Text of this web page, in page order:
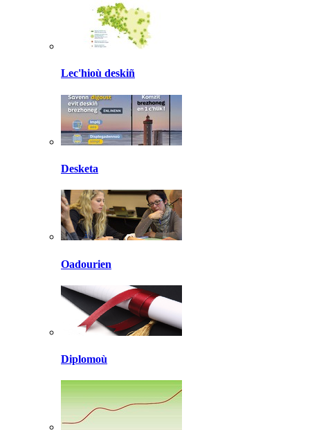
Lec'hioù deskiñ
Desketa
Oadourien
Diplomoù